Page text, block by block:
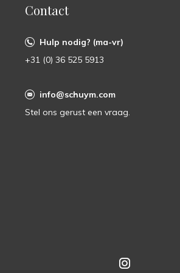
Contact
Hulp nodig? (ma-vr)
+31 (0) 36 525 5913
info@schuym.com
Stel ons gerust een vraag.